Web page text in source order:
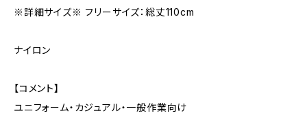
※詳細サイズ※ フリーサイズ：総丈110cm
ナイロン
【コメント】
ユニフォーム・カジュアル・一般作業向け